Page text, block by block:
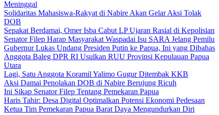
Meninggal
Solidaritas Mahasiswa-Rakyat di Nabire Akan Gelar Aksi Tolak
DOB
Sepakat Berdamai, Omer Isba Cabut LP Ujaran Rasial di Kepolisian
Senator Filep Harap Masyarakat Waspadai Isu SARA Jelang Pemilu
Gubernur Lukas Undang Presiden Putin ke Papua, Ini yang Dibahas
Anggota Baleg DPR RI Usulkan RUU Provinsi Kepulauan Papua
Utara
Lagi, Satu Anggota Koramil Yalimo Gugur Ditembak KKB
Aksi Damai Penolakan DOB di Nabire Berujung Ricuh
Ini Sikap Senator Filep Tentang Pemekaran Papua
Haris Tahir: Desa Digital Optimalkan Potensi Ekonomi Pedesaan
Ketua Tim Pemekaran Papua Barat Daya Mengundurkan Diri